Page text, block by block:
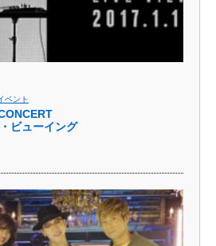
ベント
ビューイング